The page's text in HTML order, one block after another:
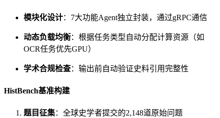
模块化设计：7大功能Agent独立封装，通过gRPC通信
动态负载均衡：根据任务类型自动分配计算资源（如
OCR任务优先GPU）
学术合规检查：输出前自动验证史料引用完整性
HistBench基准构建
题目征集：全球史学者提交的2,148道原始问题